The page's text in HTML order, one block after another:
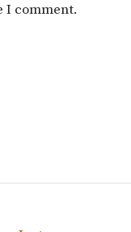
I comment.